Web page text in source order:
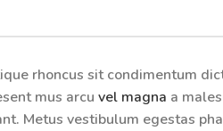
rhoncus sit condimentum
mus arcu vel magna a
Metus vestibulum egestas